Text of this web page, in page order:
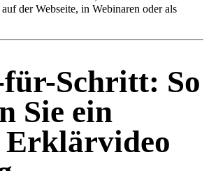
der Webseite, in Webinaren oder als
Schritt: So
Sie ein
Erklärvideo